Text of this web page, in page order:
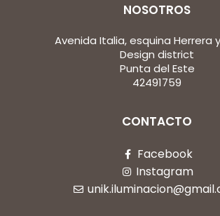
NOSOTROS
Avenida Italia, esquina Herrera
Design district
Punta del Este
42491759
CONTACTO
Facebook
Instagram